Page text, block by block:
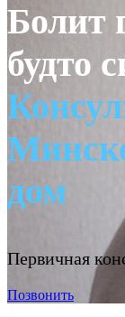
Болит
будто
дом
Первичная
Позвонить